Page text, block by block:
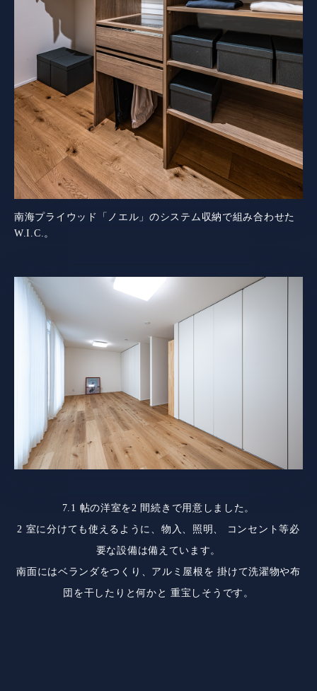
南海プライウッド「ノエル」のシステム収納で組み合わせた
W.I.C.。
7.1 帖の洋室を2 間続きで用意しました。
2 室に分けても使えるように、物入、照明、
コンセント等必
要な設備は備えています。
南面にはベランダをつくり、アルミ屋根を 掛けて洗濯物や布
団を干したりと何かと 重宝しそうです。